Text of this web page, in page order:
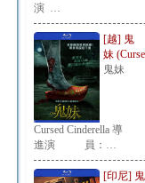
演 …
[越] 鬼
妹
鬼妹
Cursed Cinderella
進演 員：…
[印尼]